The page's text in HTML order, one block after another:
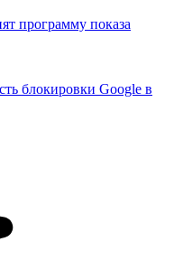
программу показа
блокировки Google в